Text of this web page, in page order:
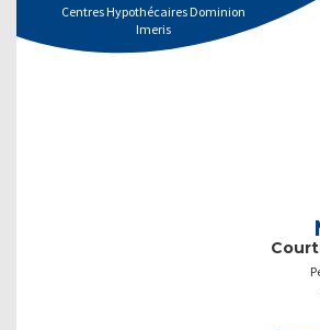
Centres Hypothécaires Dominion
Imeris